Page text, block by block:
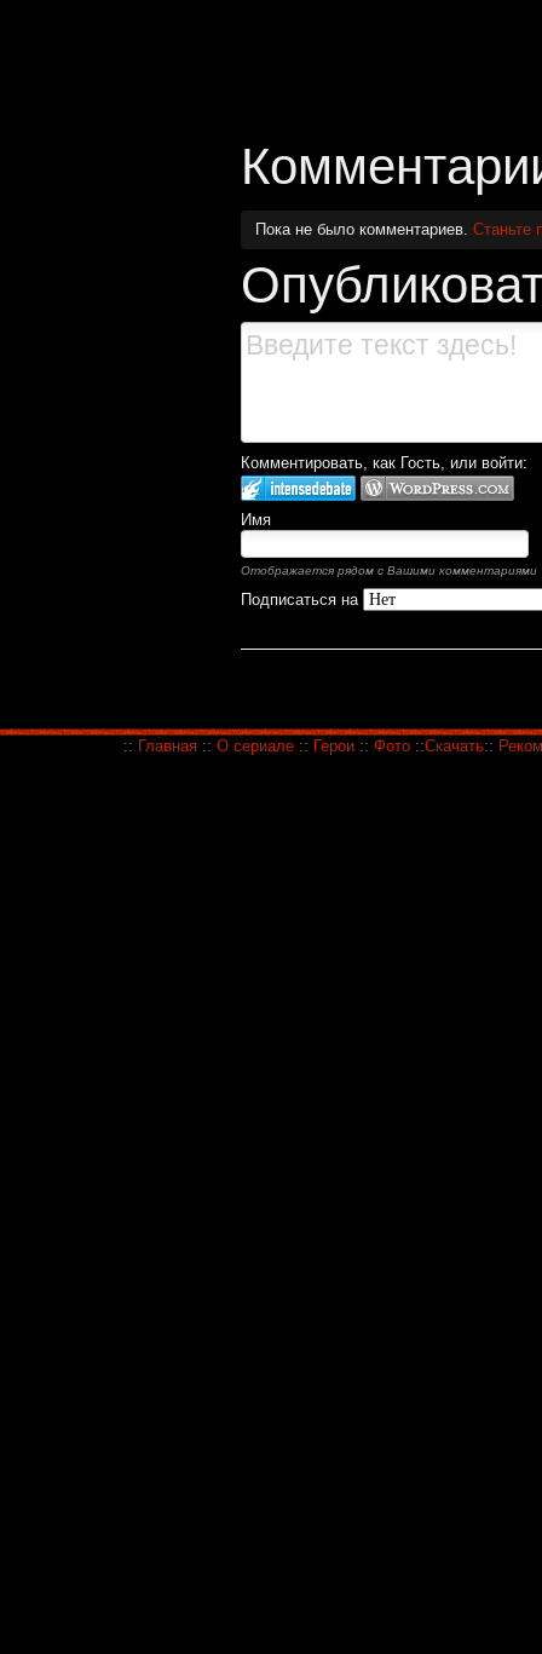
Пока не было комментариев. Станьте
Комментировать, как Гость, или войти:
Имя
Отображается рядом с Вашими комментариями
Подписаться на
:: Главная :: О сериале :: Герои :: Фото ::Скачать::